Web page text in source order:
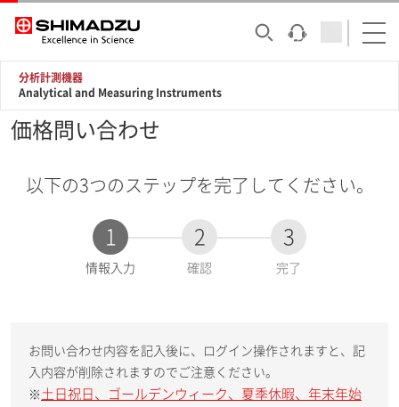
分析計測機器
Analytical and Measuring Instruments
価格問い合わせ
以下の3つのステップを完了してください。
1
現
情報入力
2
確認
3
完了
お問い合わせ内容を記入後に、ログイン操作されますと、記
入内容が削除されますのでご注意ください。
※ 土日祝日、ゴールデンウィーク、夏季休暇、年末年始